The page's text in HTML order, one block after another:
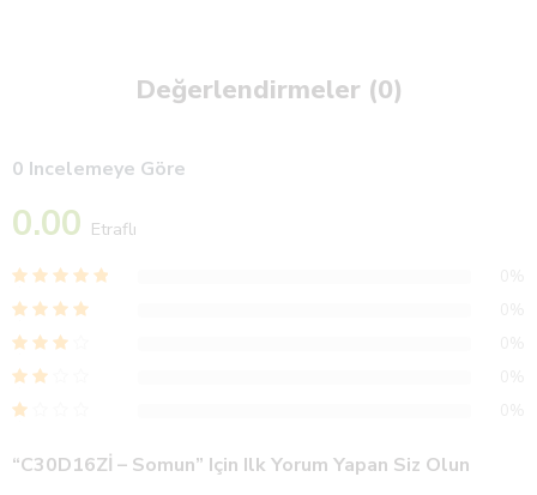
Değerlendirmeler (0)
0 Incelemeye Göre
0.00 Etraflı
“C30D16Zİ – Somun” Için Ilk Yorum Yapan Siz Olun